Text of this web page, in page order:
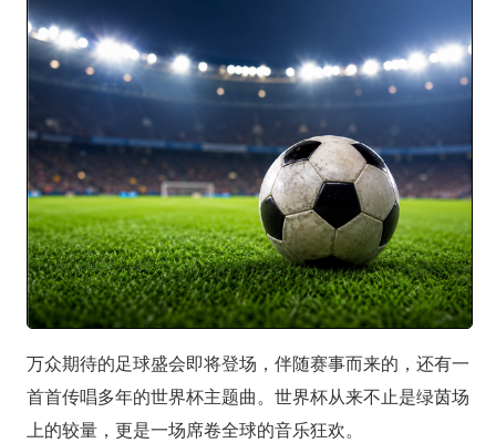
万众期待的足球盛会即将登场，伴随赛事而来的，还有一
首首传唱多年的世界杯主题曲。世界杯从来不止是绿茵场
上的较量，更是一场席卷全球的音乐狂欢。